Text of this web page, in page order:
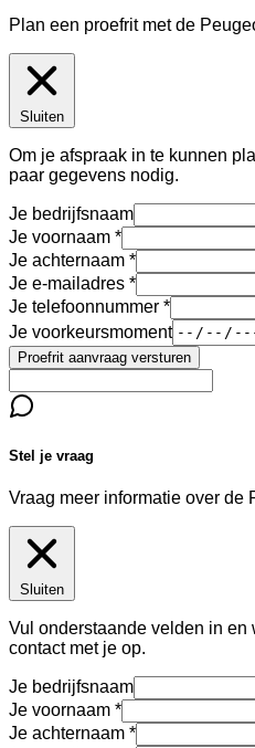
Plan een proefrit met de
Sluiten
Om je afspraak in te kunnen
paar gegevens nodig.
Je bedrijfsnaam
Je voornaam
Je achternaam
Je e-mailadres
Je telefoonnummer
Je voorkeursmoment
Proefrit aanvraag versturen
Stel je vraag
Vraag meer informatie over de
Sluiten
Vul onderstaande velden in
contact met je op.
Je bedrijfsnaam
Je voornaam
Je achternaam